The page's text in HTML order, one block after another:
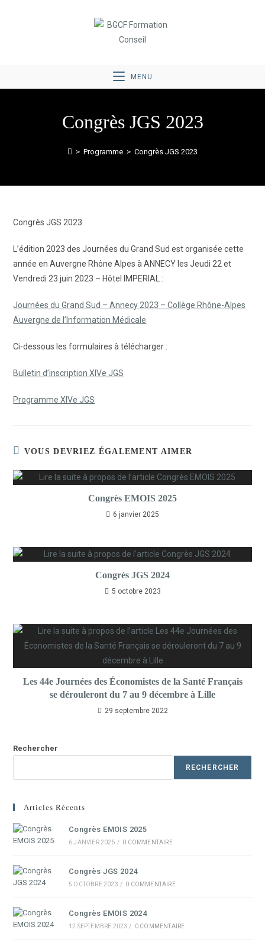
MENU
Congrès JGS 2023
> Programme > Congrès JGS 2023
Congrès JGS 2023
L’édition 2023 des Journées du Grand Sud est organisée cette
année en Auvergne Rhône Alpes à ANNECY les Jeudi 22 et
Vendredi 23 juin 2023 – Hôtel IMPERIAL :
Journées du Grand Sud – Annecy 2023 – Collège Rhône-Alpes
Auvergne de l’Information Médicale
Ci-dessous les formulaires à télécharger :
Bulletin d’inscription XIVe JGS
Programme XIVe JGS
VOUS DEVRIEZ ÉGALEMENT AIMER
Congrès EMOIS 2025
6 janvier 2025
Congrès JGS 2024
5 octobre 2023
Les 44e Journées des Économistes de la Santé Français
se dérouleront du 7 au 9 décembre à Lille
29 septembre 2022
Rechercher
RECHERCHER
Articles Récents
Congrès EMOIS 2025
6 JANVIER 2025 / 0 COMMENTAIRE
Congrès JGS 2024
5 OCTOBRE 2023 / 0 COMMENTAIRE
Congrès EMOIS 2024
12 SEPTEMBRE 2023 / 0 COMMENTAIRE